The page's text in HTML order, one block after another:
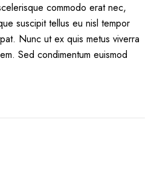
commodo erat nec,
suscipit tellus eu nisl tempor
Nunc ut ex quis metus viverra
Sed condimentum euismod